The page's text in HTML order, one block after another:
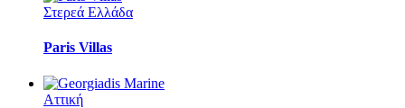
Στερεά Ελλάδα
Paris Villas
Αττική